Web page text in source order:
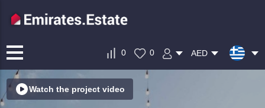
0 0 AED
Watch the project video